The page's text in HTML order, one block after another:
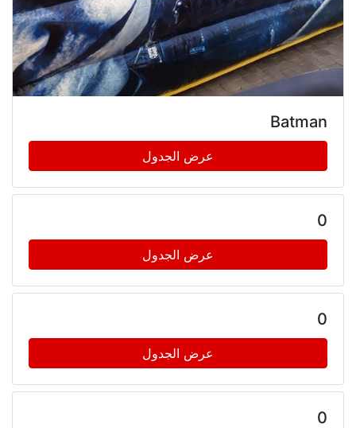
Batman
عرض الجدول
0
عرض الجدول
0
عرض الجدول
0